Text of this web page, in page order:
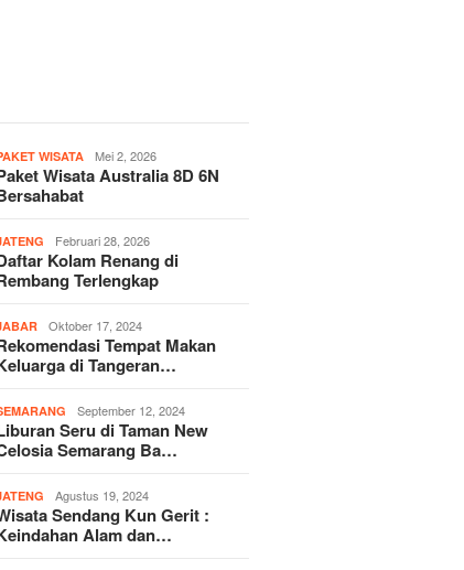
WISATA Mei 2, 2026
Wisata Australia 8D 6N
Februari 28, 2026
Kolam Renang di
Terlengkap
Oktober 17, 2024
Tempat Makan
di Tangeran…
September 12, 2024
Seru di Taman New
Semarang Ba…
Agustus 19, 2024
Sendang Kun Gerit :
Alam dan…